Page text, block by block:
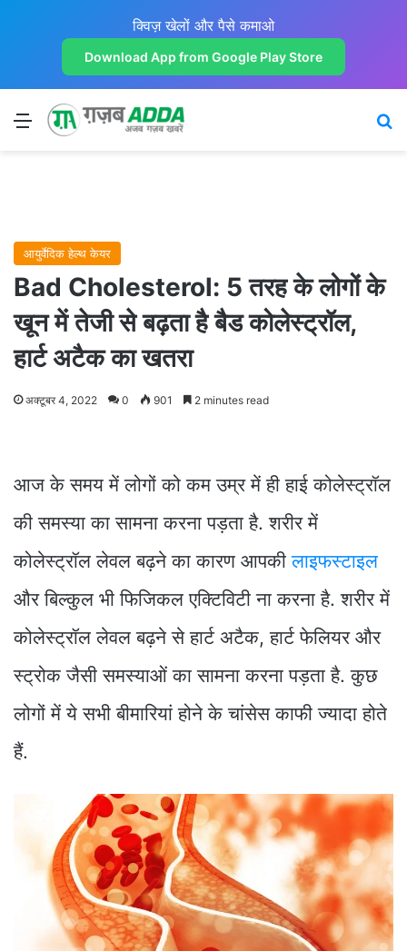
क्विज़ खेलों और पैसे कमाओ
Download App from Google Play Store
Menu
आयुर्वेदिक हेल्थ केयर
Bad Cholesterol: 5 तरह के लोगों के
खून में तेजी से बढ़ता है बैड कोलेस्ट्रॉल,
हार्ट अटैक का खतरा
अक्टूबर 4, 2022 0 901 2 minutes read
आज के समय में लोगों को कम उम्र में ही हाई कोलेस्ट्रॉल
की समस्या का सामना करना पड़ता है. शरीर में
कोलेस्ट्रॉल लेवल बढ़ने का कारण आपकीलाइफस्टाइल
और बिल्कुल भी फिजिकल एक्टिविटी ना करना है. शरीर में
कोलेस्ट्रॉल लेवल बढ़ने से हार्ट अटैक, हार्ट फेलियर और
स्ट्रोक जैसी समस्याओं का सामना करना पड़ता है. कुछ
लोगों में ये सभी बीमारियां होने के चांसेस काफी ज्यादा होते
हैं.